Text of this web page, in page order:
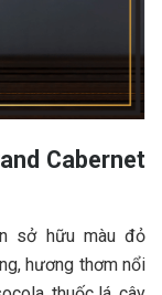
Cabernet
sở hữu màu đỏ
hương thơm nổi